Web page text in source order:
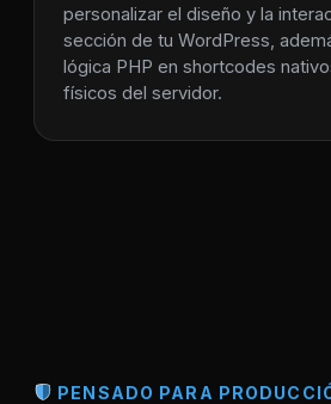
personalizar el diseño y la
sección de tu WordPress,
lógica PHP en shortcodes
físicos del servidor.
PENSADO PARA